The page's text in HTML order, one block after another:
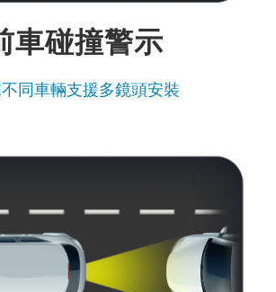
車碰撞警示
同車輛支援多鏡頭安裝